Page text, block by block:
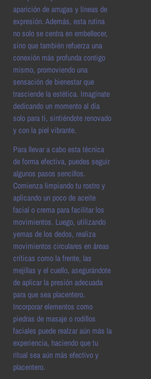
aparición de arrugas y líneas de
expresión. Además, esta rutina
no solo se centra en embellecer,
sino que también refuerza una
conexión más profunda contigo
mismo, promoviendo una
sensación de bienestar que
trasciende la estética. Imagínate
dedicando un momento al día
solo para ti, sintiéndote renovado
y con la piel vibrante.
Para llevar a cabo esta técnica
de forma efectiva, puedes seguir
algunos pasos sencillos.
Comienza limpiando tu rostro y
aplicando un poco de aceite
facial o crema para facilitar los
movimientos. Luego, utilizando
yemas de los dedos, realiza
movimientos circulares en áreas
críticas como la frente, las
mejillas y el cuello, asegurándote
de aplicar la presión adecuada
para que sea placentero.
Incorporar elementos como
piedras de masaje o rodillos
faciales puede realzar aún más la
experiencia, haciendo que tu
ritual sea aún más efectivo y
placentero.